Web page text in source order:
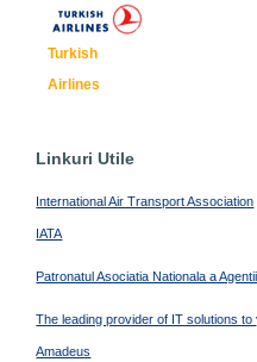
Turkish
Airlines
Linkuri Utile
International Air Transport Association
IATA
Patronatul Asociatia Nationala a
The leading provider of IT solutions
Amadeus